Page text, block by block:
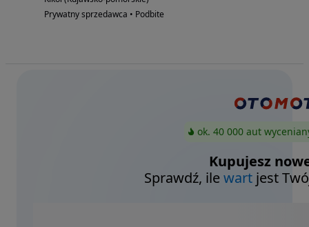
Prywatny sprzedawca • Podbite
ok. 40 000 aut
Kupujesz
Sprawdź, ilewart jest